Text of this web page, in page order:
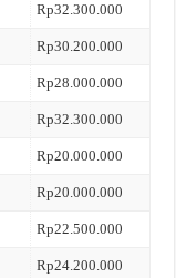
Rp32.300.000
Rp30.200.000
Rp28.000.000
Rp32.300.000
Rp20.000.000
Rp20.000.000
Rp22.500.000
Rp24.200.000